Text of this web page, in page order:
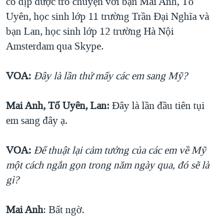
Uyên, học sinh lớp 11 trường Trần Đại Nghĩa và
bạn Lan, học sinh lớp 12 trường Hà Nội
Amsterdam qua Skype.
VOA: Đây là lần thứ mấy các em sang Mỹ?
Mai Anh, Tố Uyên, Lan: Đây là lần đầu tiên tụi
em sang đây ạ.
VOA: Để thuật lại cảm tưởng của các em về Mỹ
một cách ngắn gọn trong năm ngày qua, đó sẽ là
gì?
Mai Anh: Bất ngờ.